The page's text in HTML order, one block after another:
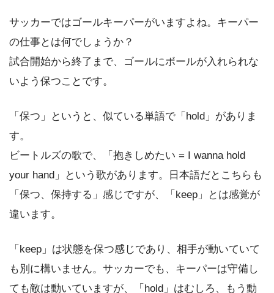
サッカーではゴールキーパーがいますよね。キーパー
の仕事とは何でしょうか？
試合開始から終了まで、ゴールにボールが入れられな
いよう保つことです。
「保つ」というと、似ている単語で「hold」がありま
す。
ビートルズの歌で、「抱きしめたい = I wanna hold
your hand」という歌があります。日本語だとこちらも
「保つ、保持する」感じですが、「keep」とは感覚が
違います。
「keep」は状態を保つ感じであり、相手が動いていて
も別に構いません。サッカーでも、キーパーは守備し
ても敵は動いていますが、「hold」はむしろ、もう動